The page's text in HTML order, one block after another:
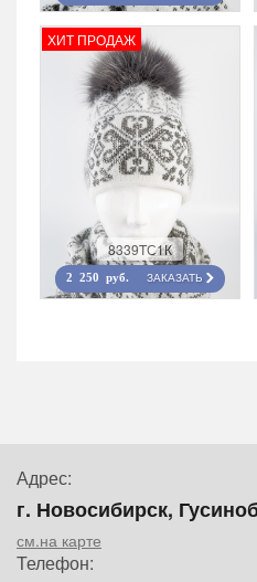
ХИТ ПРОДАЖ
8339TС1К
2 250 руб. ЗАКАЗАТЬ
Адрес:
г. Новосибирск,
см.на карте
Телефон: